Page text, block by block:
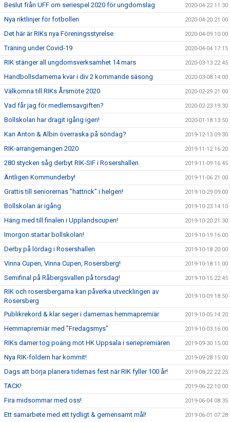
Beslut från UFF om seriespel 2020 för ungdomslag 2020-04-22 11:30
Nya riktlinjer för fotbollen 2020-04-20 21:00
Det här är RIKs nya Föreningsstyrelse 2020-04-09 10:00
Träning under Covid-19 2020-04-04 17:15
RIK stänger all ungdomsverksamhet 14 mars 2020-03-13 22:45
Handbollsdamerna kvar i div 2 kommande säsong 2020-03-08 14:00
Välkomna till RIKs Årsmöte 2020 2020-02-29 21:00
Vad får jag för medlemsavgiften? 2020-02-23 19:30
Bollskolan har dragit igång igen! 2020-01-18 13:50
Kan Anton & Albin överraska på söndag? 2019-12-13 09:30
RIK-arrangemangen 2020 2019-11-12 16:20
280 stycken såg derbyt RIK-SIF i Rosershallen 2019-11-09 16:45
Äntligen Kommunderby! 2019-11-06 21:00
Grattis till seniorernas ”hattrick” i helgen! 2019-10-29 09:00
Bollskolan är igång 2019-10-23 14:10
Häng med till finalen i Upplandscupen! 2019-10-20 21:30
Imorgon startar bollskolan! 2019-10-19 16:00
Derby på lördag i Rosershallen 2019-10-18 20:00
Vinna Cupen, Vinna Cupen, Rosersberg! 2019-10-18 11:00
Semifinal på Råbergsvallen på torsdag! 2019-10-15 22:45
RIK och rosersbergarna kan påverka utvecklingen av
Rosersberg
2019-10-09 18:50
Publikrekord & klar seger i damernas hemmapremiär 2019-10-05 14:20
Hemmapremiär med ”Fredagsmys” 2019-10-03 16:00
RIKs damer tog poäng mot HK Uppsala i seriepremiären 2019-09-30 15:00
Nya RIK-foldern har kommit! 2019-09-28 15:00
Dags att börja planera tidernas fest när RIK fyller 100 år! 2019-08-22 22:25
TACK! 2019-06-22 10:00
Fira midsommar med oss! 2019-06-04 08:35
Ett samarbete med ett tydligt & gemensamt mål! 2019-06-01 07:28